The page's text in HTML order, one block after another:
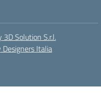
Solution S.r.l.
Italia